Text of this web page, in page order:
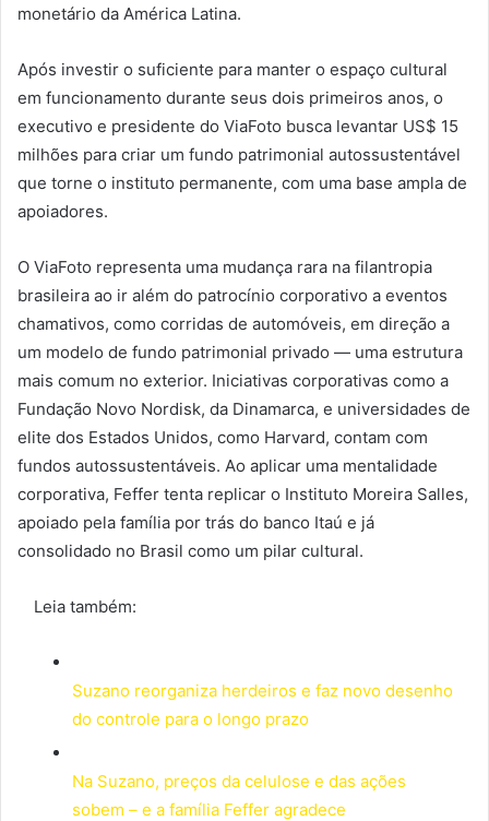
monetário da América Latina.
Após investir o suficiente para manter o espaço cultural
em funcionamento durante seus dois primeiros anos, o
executivo e presidente do ViaFoto busca levantar US$ 15
milhões para criar um fundo patrimonial autossustentável
que torne o instituto permanente, com uma base ampla de
apoiadores.
O ViaFoto representa uma mudança rara na filantropia
brasileira ao ir além do patrocínio corporativo a eventos
chamativos, como corridas de automóveis, em direção a
um modelo de fundo patrimonial privado — uma estrutura
mais comum no exterior. Iniciativas corporativas como a
Fundação Novo Nordisk, da Dinamarca, e universidades de
elite dos Estados Unidos, como Harvard, contam com
fundos autossustentáveis. Ao aplicar uma mentalidade
corporativa, Feffer tenta replicar o Instituto Moreira Salles,
apoiado pela família por trás do banco Itaú e já
consolidado no Brasil como um pilar cultural.
Leia também:
Suzano reorganiza herdeiros e faz novo desenho
do controle para o longo prazo
Na Suzano, preços da celulose e das ações
sobem – e a família Feffer agradece